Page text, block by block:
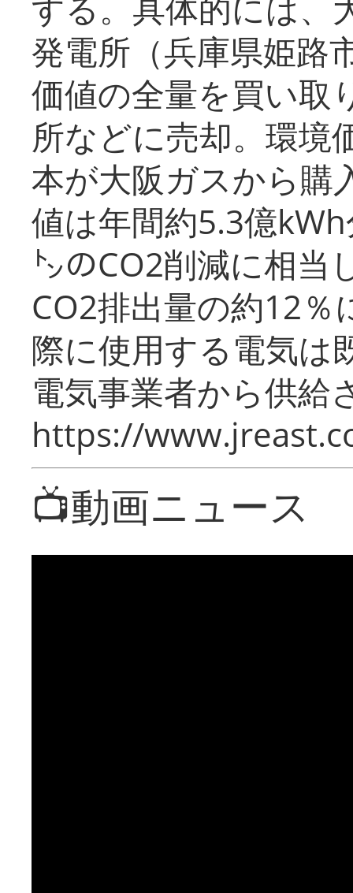
発電所（兵庫県姫路
価値の全量を買い取
所などに売却。環境
本が大阪ガスから購
値は年間約5.3億
㌧のCO2削減に相当
CO2排出量の約12％
際に使用する電気は
電気事業者から供給
https://
📺動画ニュース